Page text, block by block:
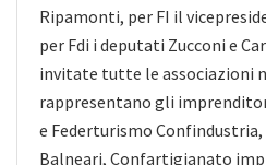
Ripamonti, per FI il
per Fdi i deputati Zucconi e
invitate tutte le associazioni
rappresentano gli
e Federturismo Confindustria,
Balneari, Confartigianato